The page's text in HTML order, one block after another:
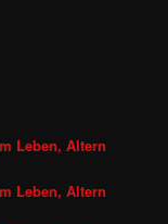
Leben, Altern
Leben, Altern